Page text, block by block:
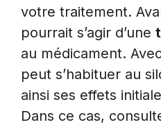
votre traitement.
pourrait s’agir d’une
au médicament.
peut s’habituer au
ainsi ses effets
Dans ce cas,